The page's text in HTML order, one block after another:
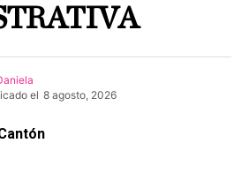
el 8 agosto, 2026